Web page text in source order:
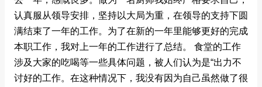
认真服从领导安排，坚持以大局为重，在领导的支持下圆
满结束了一年的工作。为了在新的一年里能够更好的完成
本职工作，我对上一年的工作进行了总结。 食堂的工作
涉及大家的吃喝等一些具体问题，被人们认为是“出力不
讨好的工作。在这种情况下，我没有因为自己虽然做了很